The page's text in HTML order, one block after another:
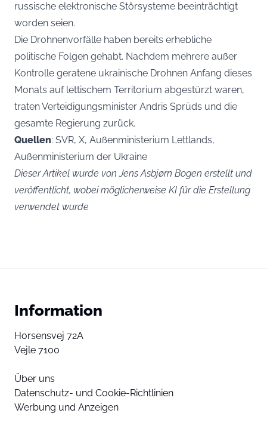
russische elektronische Störsysteme beeinträchtigt
worden seien.
Die Drohnenvorfälle haben bereits erhebliche
politische Folgen gehabt. Nachdem mehrere außer
Kontrolle geratene ukrainische Drohnen Anfang dieses
Monats auf lettischem Territorium abgestürzt waren,
traten Verteidigungsminister Andris Sprūds und die
gesamte Regierung zurück.
Quellen: SVR, X, Außenministerium Lettlands,
Außenministerium der Ukraine
Dieser Artikel wurde von Jens Asbjørn Bogen erstellt und
veröffentlicht, wobei möglicherweise KI für die Erstellung
verwendet wurde
Information
Horsensvej 72A
Vejle 7100
Über uns
Datenschutz- und Cookie-Richtlinien
Werbung und Anzeigen